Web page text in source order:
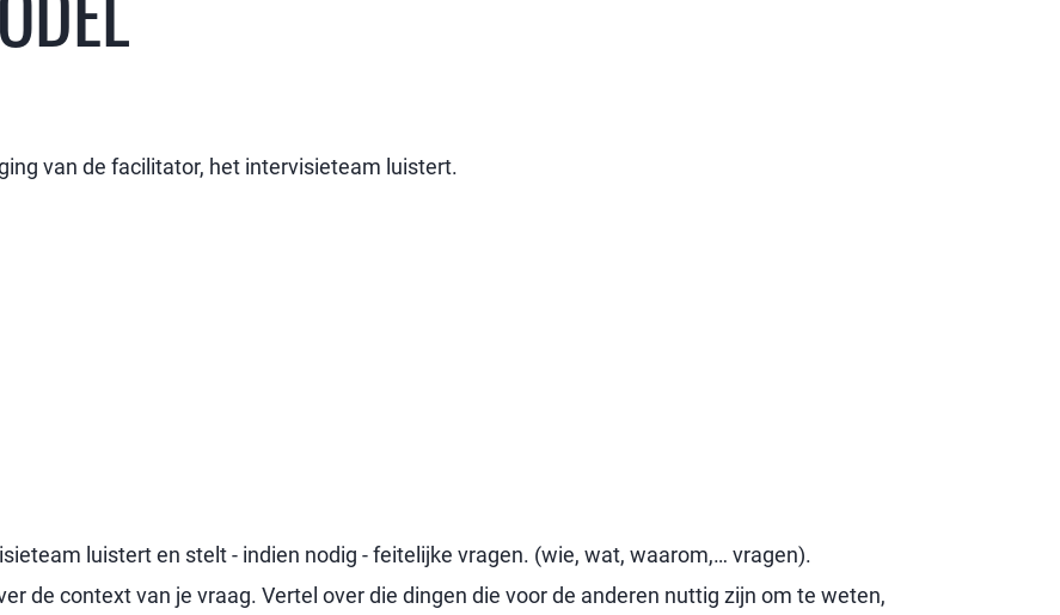
van de facilitator, het intervisieteam luistert.
luistert en stelt - indien nodig - feitelijke vragen. (wie, wat, waarom,… vragen).
de context van je vraag. Vertel over die dingen die voor de anderen nuttig zijn om te weten,